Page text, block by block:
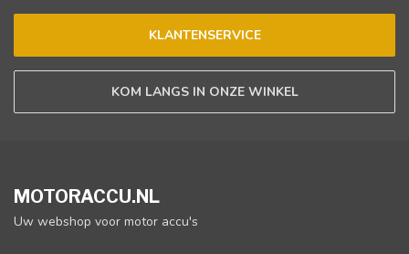
KLANTENSERVICE
KOM LANGS IN ONZE WINKEL
MOTORACCU.NL
Uw webshop voor motor accu's